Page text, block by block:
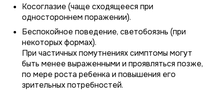
Косоглазие (чаще сходящееся при
одностороннем поражении).
Беспокойное поведение, светобоязнь (при
некоторых формах).
При частичных помутнениях симптомы могут
быть менее выраженными и проявляться позже,
по мере роста ребенка и повышения его
зрительных потребностей.